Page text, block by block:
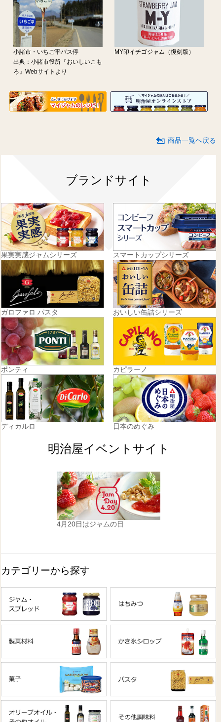
小諸市・いちご平バス停
出典：小諸市役所『おいしいこも
ろ』Webサイトより
MY印イチゴジャム（復刻版）
商品一覧へ戻る
ブランドサイト
果実実感ジャムシリーズ スマートカップシリーズ
ガロファロ パスタ おいしい缶詰シリーズ
ポンティ カピラーノ
ディカルロ 日本のめぐみ
明治屋イベントサイト
4月20日はジャムの日
カテゴリーから探す